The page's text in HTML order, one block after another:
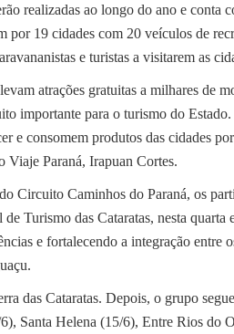
realizadas ao longo do ano e
por 19 cidades com 20 veículos de
e turistas a visitarem as
atrações gratuitas a milhares de
importante para o turismo do
e consomem produtos das cidades
Viaje Paraná, Irapuan Cortes.
Circuito Caminhos do Paraná, os
Turismo das Cataratas, nesta
e fortalecendo a integração entre
das Cataratas. Depois, o grupo
Santa Helena (15/6), Entre Rios do